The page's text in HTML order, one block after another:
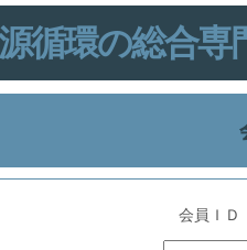
循環の総合専
会員ＩＤ